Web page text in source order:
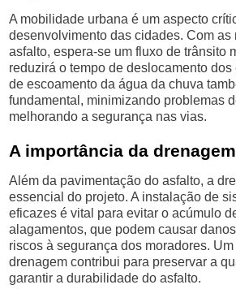
A mobilidade urbana é um aspecto
desenvolvimento das cidades. Com as
asfalto, espera-se um fluxo de trânsito
reduzirá o tempo de deslocamento
de escoamento da água da chuva
fundamental, minimizando problemas
melhorando a segurança nas vias.
A importância da drenagem
Além da pavimentação do asfalto, a
essencial do projeto. A instalação de
eficazes é vital para evitar o acúmulo
alagamentos, que podem causar
riscos à segurança dos moradores.
drenagem contribui para preservar a
garantir a durabilidade do asfalto.